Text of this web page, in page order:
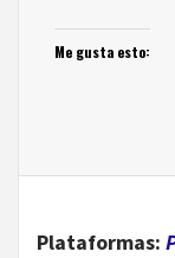
Me gusta esto:
Plataformas: